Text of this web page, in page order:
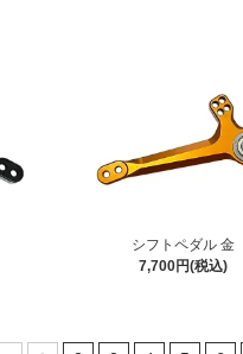
シフトペダル 金
7,700円(税込)